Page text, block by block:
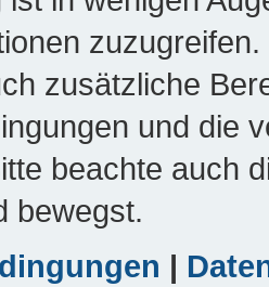
zusätzliche
und die
beachte auch
bewegst.
|